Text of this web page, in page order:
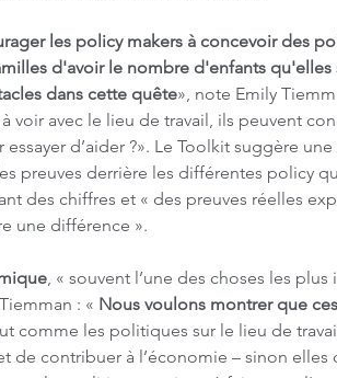
les policy makers à concevoir des
d'avoir le nombre d'enfants
dans cette quête», note Emily
voir avec le lieu de travail, ils peuvent
d’aider ?». Le Toolkit suggère
preuves derrière les différentes policy
des chiffres et « des preuves réelles
une différence ».
, « souvent l’une des choses les
: « Nous voulons montrer que
comme les politiques sur le lieu de
de contribuer à l’économie – sinon elles